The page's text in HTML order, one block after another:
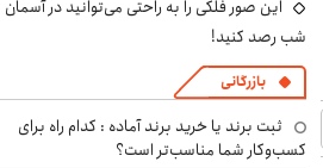
این صور فلکی را به راحتی می‌توانید در آسمان
شب رصد کنید!
بازرگانی
ثبت برند یا خرید برند آماده : کدام راه برای
کسب‌وکار شما مناسب‌تر است؟